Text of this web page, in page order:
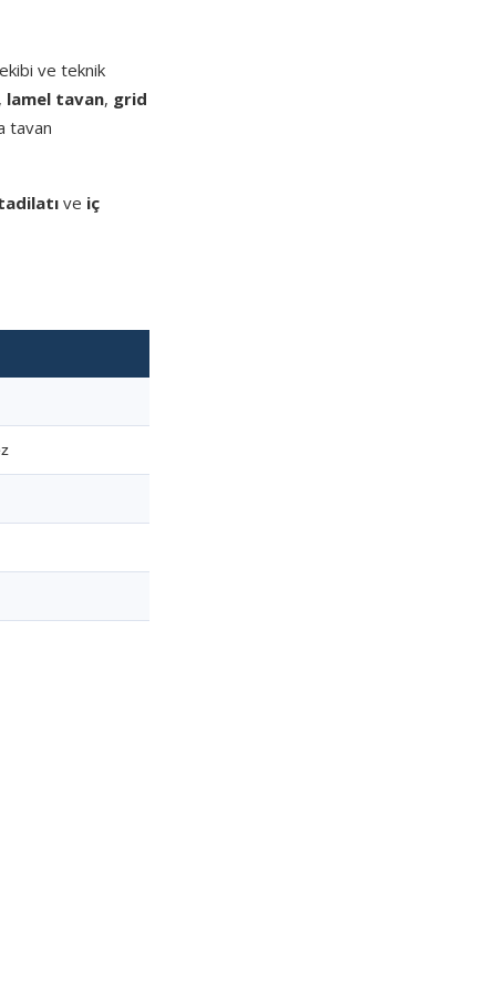
ve teknik
, lamel tavan, grid
tavan
ve iç